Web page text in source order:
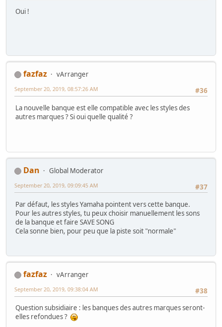
Oui !
fazfaz
vArranger
#36
September 20, 2019, 08:57:26 AM
La nouvelle banque est elle compatible avec les styles des
autres marques ? Si oui quelle qualité ?
Dan
Global Moderator
#37
September 20, 2019, 09:09:45 AM
Par défaut, les styles Yamaha pointent vers cette banque.
Pour les autres styles, tu peux choisir manuellement les sons
de la banque et faire SAVE SONG
Cela sonne bien, pour peu que la piste soit "normale"
fazfaz
vArranger
#38
September 20, 2019, 09:38:04 AM
Question subsidiaire : les banques des autres marques seront-
elles refondues ?